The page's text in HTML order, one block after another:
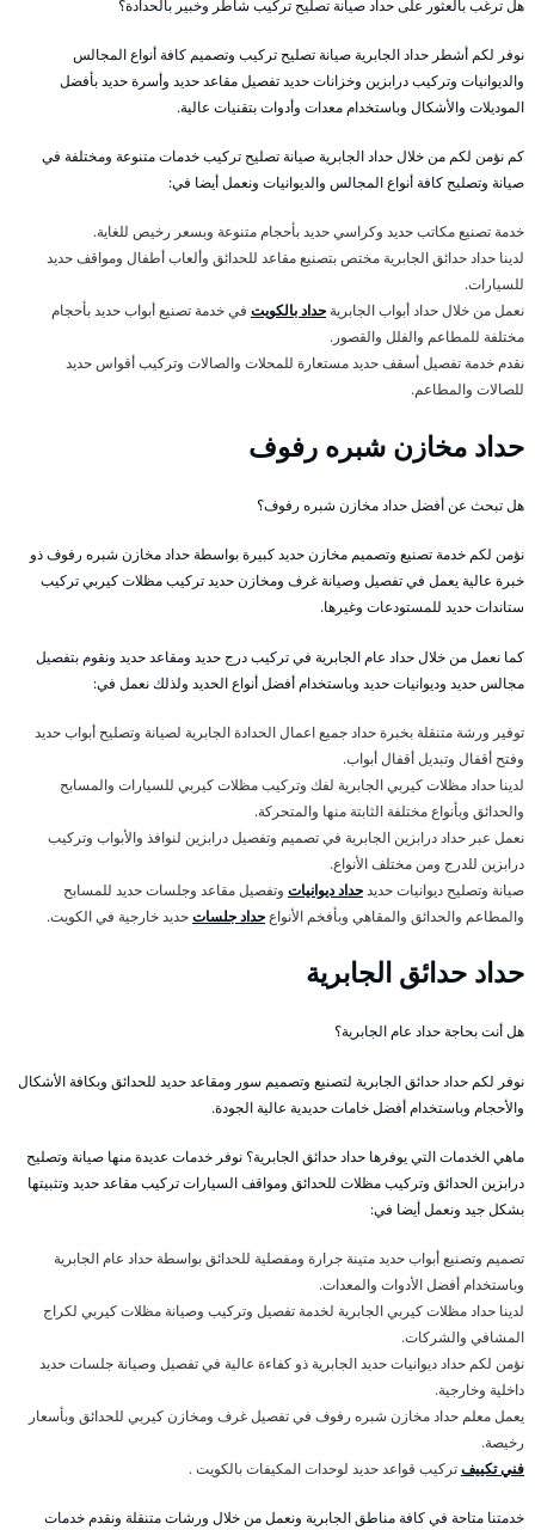
هل ترغب بالعثور على حداد صيانة تصليح تركيب شاطر وخبير بالحدادة؟
نوفر لكم أشطر حداد الجابرية صيانة تصليح تركيب وتصميم كافة أنواع المجالس
والديوانيات وتركيب درابزين وخزانات حديد تفصيل مقاعد حديد وأسرة حديد بأفضل
الموديلات والأشكال وباستخدام معدات وأدوات بتقنيات عالية.
كم نؤمن لكم من خلال حداد الجابرية صيانة تصليح تركيب خدمات متنوعة ومختلفة في
صيانة وتصليح كافة أنواع المجالس والديوانيات ونعمل أيضا في:
خدمة تصنيع مكاتب حديد وكراسي حديد بأحجام متنوعة وبسعر رخيص للغاية.
لدينا حداد حدائق الجابرية مختص بتصنيع مقاعد للحدائق وألعاب أطفال ومواقف حديد
للسيارات.
نعمل من خلال حداد أبواب الجابرية حداد بالكويت في خدمة تصنيع أبواب حديد بأحجام
مختلفة للمطاعم والفلل والقصور.
نقدم خدمة تفصيل أسقف حديد مستعارة للمحلات والصالات وتركيب أقواس حديد
للصالات والمطاعم.
حداد مخازن شبره رفوف
هل تبحث عن أفضل حداد مخازن شبره رفوف؟
نؤمن لكم خدمة تصنيع وتصميم مخازن حديد كبيرة بواسطة حداد مخازن شبره رفوف ذو
خبرة عالية يعمل في تفصيل وصيانة غرف ومخازن حديد تركيب مظلات كيربي تركيب
ستاندات حديد للمستودعات وغيرها.
كما نعمل من خلال حداد عام الجابرية في تركيب درج حديد ومقاعد حديد ونقوم بتفصيل
مجالس حديد وديوانيات حديد وباستخدام أفضل أنواع الحديد ولذلك نعمل في:
توفير ورشة متنقلة بخبرة حداد جميع اعمال الحدادة الجابرية لصيانة وتصليح أبواب حديد
وفتح أقفال وتبديل أقفال أبواب.
لدينا حداد مظلات كيربي الجابرية لفك وتركيب مظلات كيربي للسيارات والمسابح
والحدائق وبأنواع مختلفة الثابتة منها والمتحركة.
نعمل عبر حداد درابزين الجابرية في تصميم وتفصيل درابزين لنوافذ والأبواب وتركيب
درابزين للدرج ومن مختلف الأنواع.
صيانة وتصليح ديوانيات حديدحداد ديوانيات وتفصيل مقاعد وجلسات حديد للمسابح
والمطاعم والحدائق والمقاهي وبأفخم الأنواعحداد جلساتحديد خارجية في الكويت.
حداد حدائق الجابرية
هل أنت بحاجة حداد عام الجابرية؟
نوفر لكم حداد حدائق الجابرية لتصنيع وتصميم سور ومقاعد حديد للحدائق وبكافة الأشكال
والأحجام وباستخدام أفضل خامات حديدية عالية الجودة.
ماهي الخدمات التي يوفرها حداد حدائق الجابرية؟ نوفر خدمات عديدة منها صيانة وتصليح
درابزين الحدائق وتركيب مظلات للحدائق ومواقف السيارات تركيب مقاعد حديد وتثبيتها
بشكل جيد ونعمل أيضا في:
تصميم وتصنيع أبواب حديد متينة جرارة ومفصلية للحدائق بواسطة حداد عام الجابرية
وباستخدام أفضل الأدوات والمعدات.
لدينا حداد مظلات كيربي الجابرية لخدمة تفصيل وتركيب وصيانة مظلات كيربي لكراج
المشافي والشركات.
نؤمن لكم حداد ديوانيات حديد الجابرية ذو كفاءة عالية في تفصيل وصيانة جلسات حديد
داخلية وخارجية.
يعمل معلم حداد مخازن شبره رفوف في تفصيل غرف ومخازن كيربي للحدائق وبأسعار
رخيصة.
فني تكييفتركيب قواعد حديد لوحدات المكيفات بالكويت .
خدمتنا متاحة في كافة مناطق الجابرية ونعمل من خلال ورشات متنقلة ونقدم خدمات